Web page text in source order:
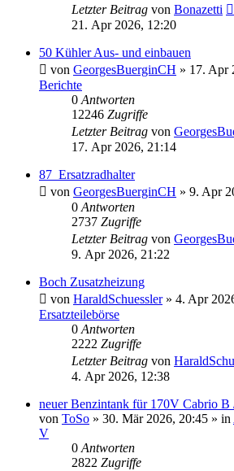
Letzter Beitrag von Bonazetti
21. Apr 2026, 12:20
50 Kühler Aus- und einbauen
von GeorgesBuerginCH » 17. Apr
Berichte
0 Antworten
12246 Zugriffe
Letzter Beitrag von
17. Apr 2026, 21:14
87_Ersatzradhalter
von GeorgesBuerginCH » 9. Apr
0 Antworten
2737 Zugriffe
Letzter Beitrag von
9. Apr 2026, 21:22
Boch Zusatzheizung
von HaraldSchuessler» 4. Apr
Ersatzteilebörse
0 Antworten
2222 Zugriffe
Letzter Beitrag von
4. Apr 2026, 12:38
neuer Benzintank für 170V Cabrio B
von ToSo » 30. Mär 2026, 20:45 » in
V
0 Antworten
2822 Zugriffe